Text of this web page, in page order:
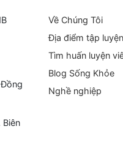
Biên
Về Chúng Tôi
Địa điểm tập luyện
Tìm huấn luyện
Blog Sống Khỏe
Nghề nghiệp